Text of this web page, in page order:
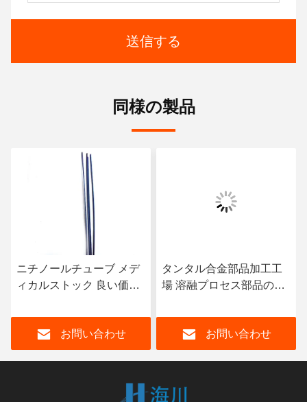
送信する
同様の製品
タンタル合金部品加工工
場 溶融プロセス部品のた
明るい灰色タンタル溶融
お問い合わせ
アルミニウム合金部品 銅
マスター合金 銅 アルミニ
金 インゴットまたは塊
お問い合わせ